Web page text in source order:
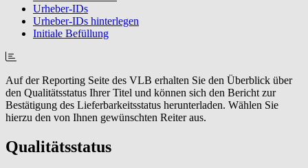
Urheber-IDs
Urheber-IDs hinterlegen
Initiale Befüllung
Auf der Reporting Seite des VLB erhalten Sie den Überblick über
den Qualitätsstatus Ihrer Titel und können sich den Bericht zur
Bestätigung des Lieferbarkeitsstatus herunterladen. Wählen Sie
hierzu den von Ihnen gewünschten Reiter aus.
Qualitätsstatus